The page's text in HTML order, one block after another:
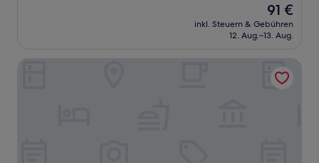
Der
Preis
beträgt
91 €
inkl. Steuern & Gebühren
12. Aug.–13. Aug.